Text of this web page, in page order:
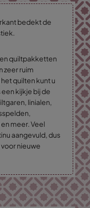
bedekt de
quiltpakketten
zeer ruim
quilten kunt u
kijkje bij de
linialen,
meer. Veel
aangevuld, dus
nieuwe